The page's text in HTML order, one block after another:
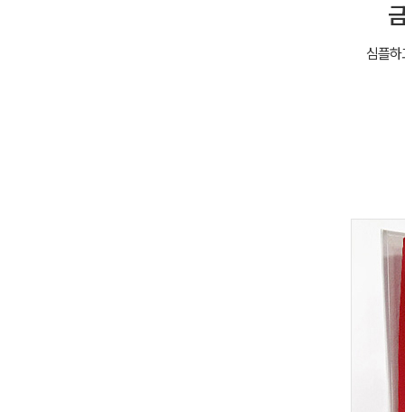
심플